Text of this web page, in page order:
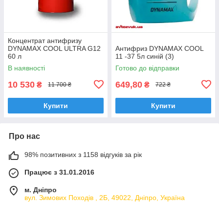
Концентрат антифризу
DYNAMAX COOL ULTRA G12
60 л
В наявності
10 530 ₴ 11 700 ₴
Купити
Антифриз DYNAMAX COOL
11 -37 5л синій (3)
Готово до відправки
649,80 ₴ 722 ₴
Купити
Про нас
98% позитивних з 1158 відгуків за рік
Працює з 31.01.2016
м. Дніпро
вул. Зимових Походiв , 2Б, 49022, Дніпро, Україна